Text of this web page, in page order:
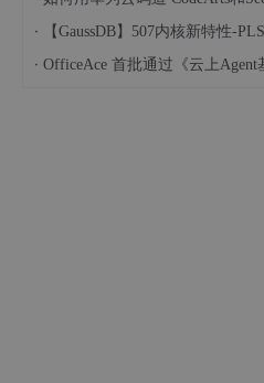
· 【GaussDB】507内核新特性-
· OfficeAce 首批通过《云上Agent基准度量模